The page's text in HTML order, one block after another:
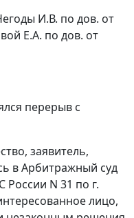
И.В. по дов. от
Е.А. по дов. от
перерыв с
заявитель,
в Арбитражный суд
N 31 по г.
лицо,